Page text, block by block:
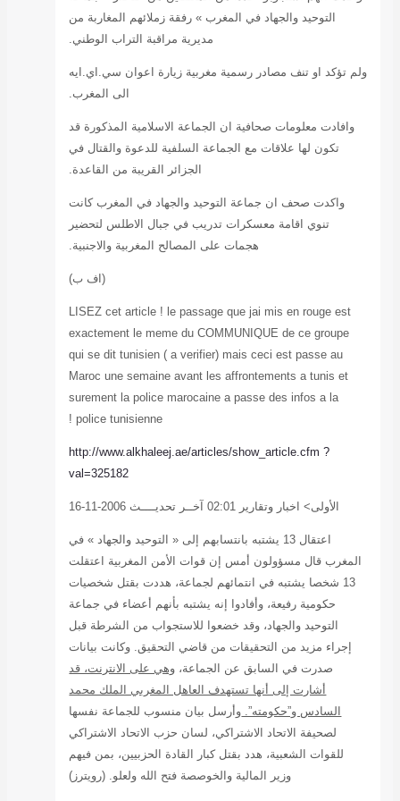
المغاربة من
اعوان سي.اي.ايه
المذكورة قد
والقتال في
في المغرب كانت
الاطلس لتحضير
LISEZ cet
exactement le
qui se dit
Maroc une
surement la
http://
التوحيد والجهاد » في
اعتقلت
بقتل شخصيات
أعضاء في جماعة
من الشرطة قبل
وكانت بيانات
الانترنت، قد
الملك محمد
للجماعة نفسها
الاشتراكي
بمن فيهم